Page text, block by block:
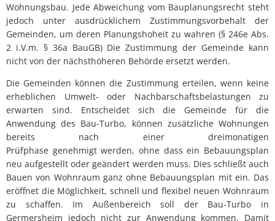
Wohnungsbau. Jede Abweichung vom Bauplanungsrecht steht
jedoch unter ausdrücklichem Zustimmungsvorbehalt der
Gemeinden, um deren Planungshoheit zu wahren (§ 246e Abs.
2 i.V.m. § 36a BauGB) Die Zustimmung der Gemeinde kann
nicht von der nächsthöheren Behörde ersetzt werden.
Die Gemeinden können die Zustimmung erteilen, wenn keine
erheblichen Umwelt- oder Nachbarschaftsbelastungen zu
erwarten sind. Entscheidet sich die Gemeinde für die
Anwendung des Bau-Turbo, können zusätzliche Wohnungen
bereits nach einer dreimonatigen
Prüfphase genehmigt werden, ohne dass ein Bebauungsplan
neu aufgestellt oder geändert werden muss. Dies schließt auch
Bauen von Wohnraum ganz ohne Bebauungsplan mit ein. Das
eröffnet die Möglichkeit, schnell und flexibel neuen Wohnraum
zu schaffen. Im Außenbereich soll der Bau-Turbo in
Germersheim jedoch nicht zur Anwendung kommen. Damit